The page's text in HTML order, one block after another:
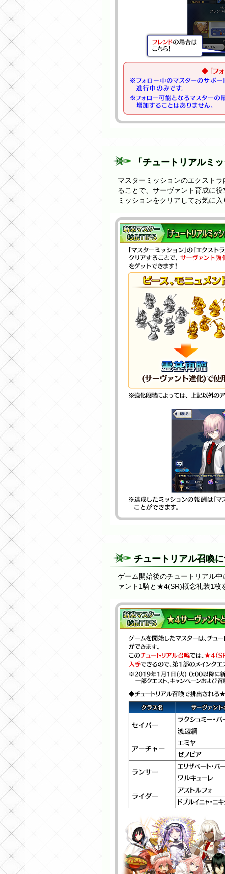
「チュートリアルミ
マスターミッションのエクスト
ることで、サーヴァント育成に
ミッションをクリアしてお気に
チュートリアル召喚
ゲーム開始後のチュートリアル
ァント1騎と★4(SR)概念礼装1枚